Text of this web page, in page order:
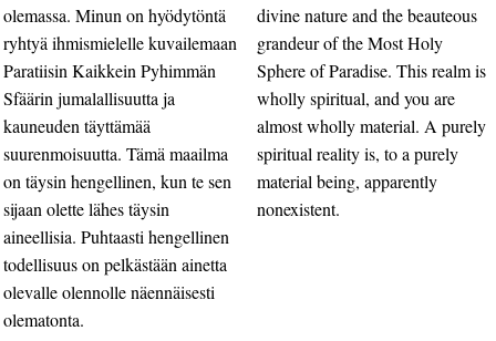
olemassa. Minun on hyödytöntä
ryhtyä ihmismielelle kuvailemaan
Paratiisin Kaikkein Pyhimmän
Sfäärin jumalallisuutta ja
kauneuden täyttämää
suurenmoisuutta. Tämä maailma
on täysin hengellinen, kun te sen
sijaan olette lähes täysin
aineellisia. Puhtaasti hengellinen
todellisuus on pelkästään ainetta
olevalle olennolle näennäisesti
olematonta.
divine nature and the beauteous
grandeur of the Most Holy
Sphere of Paradise. This realm is
wholly spiritual, and you are
almost wholly material. A purely
spiritual reality is, to a purely
material being, apparently
nonexistent.